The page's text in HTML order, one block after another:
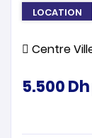
Terrains
LOCATION
Centre
5.500Dh